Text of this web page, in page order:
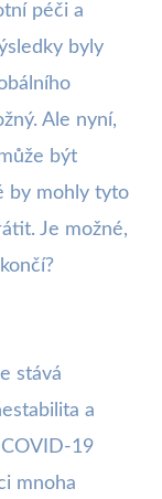
péči a
byly
Ale nyní,
být
by mohly tyto
Je možné,
stává
a
19
mnoha